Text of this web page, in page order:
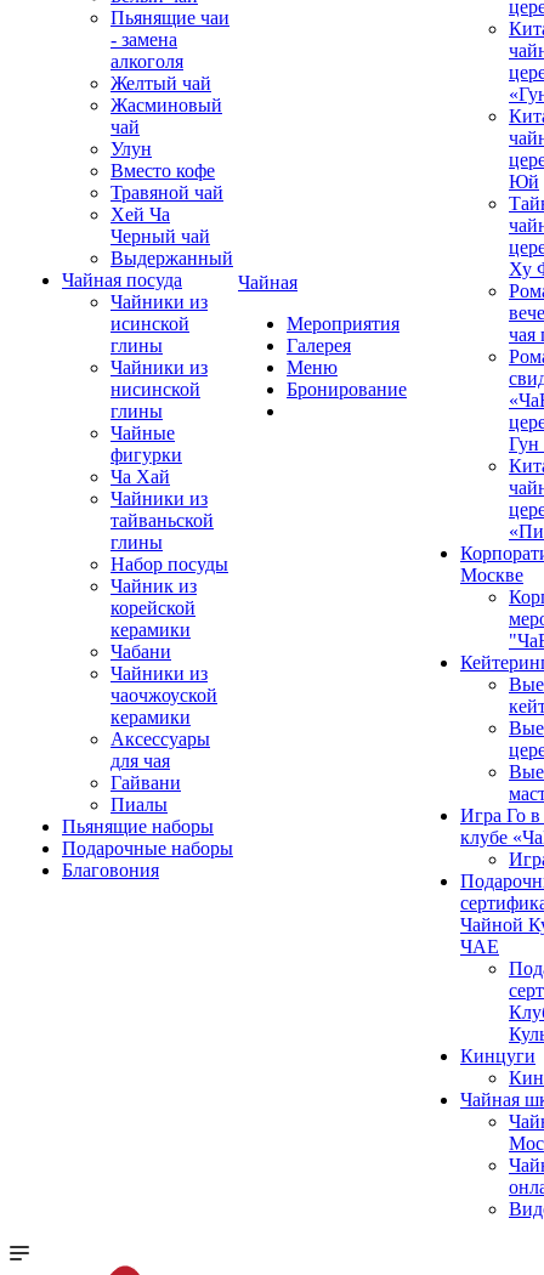
Пьянящие чаи
- замена
алкоголя
Желтый чай
Жасминовый
чай
Улун
Вместо кофе
Травяной чай
Хей Ча
Черный чай
Выдержанный
Чайная посуда
Чайники из
исинской
глины
Чайники из
нисинской
глины
Чайные
фигурки
Ча Хай
Чайники из
тайваньской
глины
Набор посуды
Чайник из
корейской
керамики
Чабани
Чайники из
чаочжоуской
керамики
Аксессуары
для чая
Гайвани
Пиалы
Пьянящие наборы
Подарочные наборы
Благовония
Чайная
Мероприятия
Галерея
Меню
Бронирование
Юй
Ху
Москве
Игра Го
клубе
Чайной
ЧАЕ
Кинцуги
Чайная